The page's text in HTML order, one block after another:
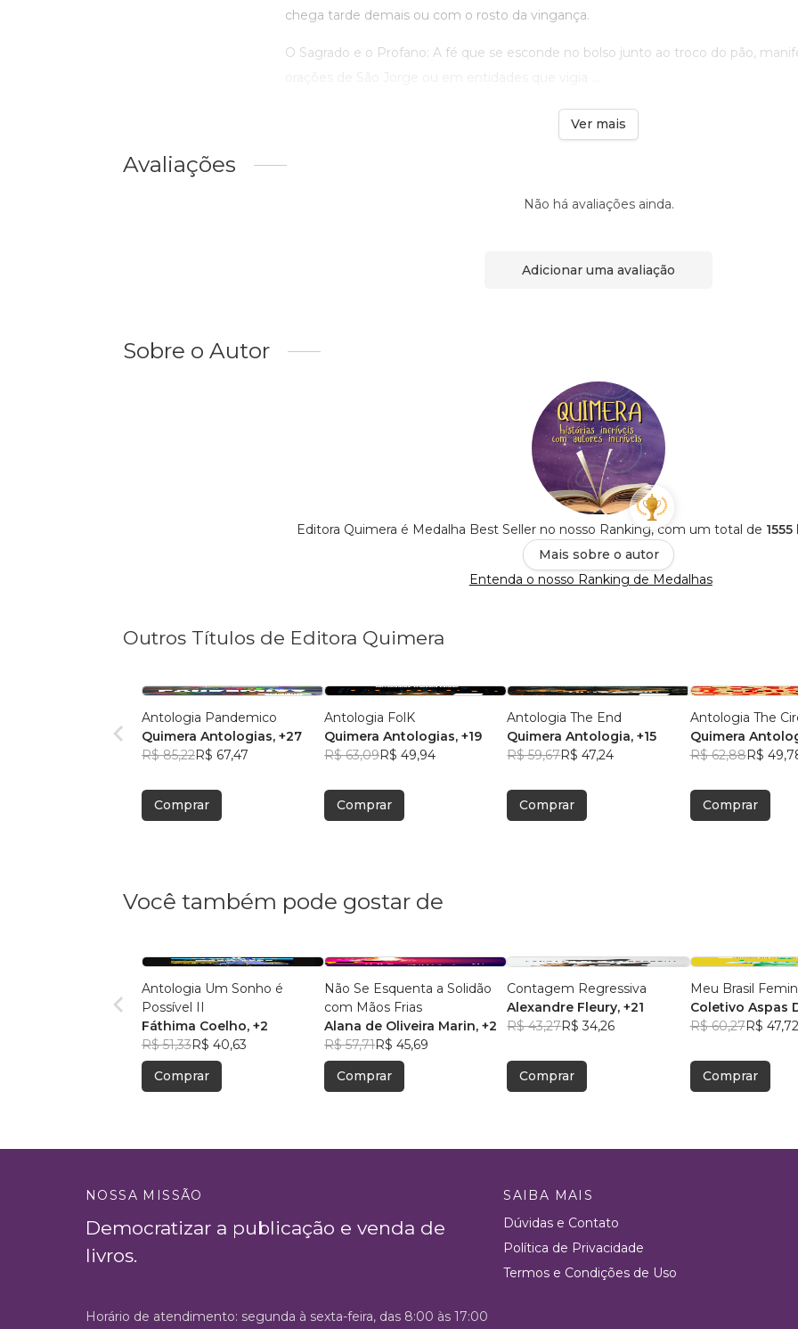
chega tarde demais ou com o rosto da vingança.
O Sagrado e o Profano: A fé que se esconde no bolso junto ao troco do pão,
Ver mais
Avaliações
Não há avaliações ainda.
Adicionar uma avaliação
Sobre o Autor
Editora Quimera é Medalha Best Seller no nosso Ranking, com um total de
Mais sobre o autor
Entenda o nosso Ranking de Medalhas
Outros Títulos de Editora Quimera
Antologia Pandemico
Quimera Antologias, +27
R$ 85,22R$ 67,47
Comprar
Antologia FolK
Quimera Antologias, +19
R$ 63,09R$ 49,94
Comprar
Antologia The End
Quimera Antologia, +15
R$ 59,67R$ 47,24
Comprar
Antologia The
Quimera
R$ 62,88R$
Comprar
Você também pode gostar de
Antologia Um Sonho é
Possível II
Fáthima Coelho, +2
R$ 51,33R$ 40,63
Comprar
Não Se Esquenta a Solidão
com Mãos Frias
Alana de Oliveira Marin, +2
R$ 57,71R$ 45,69
Comprar
Contagem Regressiva
Alexandre Fleury, +21
R$ 43,27R$ 34,26
Comprar
Meu Brasil
Coletivo Aspas
R$ 60,27R$ 47,72
Comprar
NOSSA MISSÃO
Democratizar a publicação e venda de
livros.
SAIBA MAIS
Dúvidas e Contato
Política de Privacidade
Termos e Condições de Uso
Horário de atendimento: segunda à sexta-feira, das 8:00 às 17:00